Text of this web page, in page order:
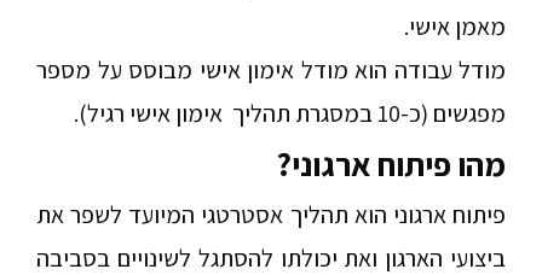
מאמן אישי.
מודל עבודה הוא מודל אימון אישי מבוסס על מספר
מפגשים (כ-10במסגרת תהליך אימון אישי רגיל).
מהו פיתוח ארגוני?
פיתוח ארגוני הוא תהליך אסטרטגי המיועד לשפר את
ביצועי הארגון ואת יכולתו להסתגל לשינויים בסביבה